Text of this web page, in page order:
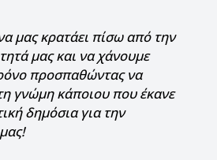
μας κρατάει πίσω από την
μας και να χάνουμε
προσπαθώντας να
γνώμη κάποιου που έκανε
δημόσια για την